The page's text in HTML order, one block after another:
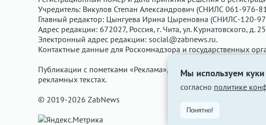
Мы используем куки
согласно политике
Понятно!
Учредитель: Викулов Степан Александрович (СНИЛС 061-976-
Главный редактор: Цынгуева Ирина Цыреновна (СНИЛС-120-
Адрес редакции: 672027, Россия, г. Чита, ул. Курнатовского,
Электронный адрес редакции: social@zabnews.ru.
Контактные данные для Роскомнадзора и государственных
Публикации с пометками «Реклама», «Выборы» оплачены
рекламных текстах.
© 2019-2026 ZabNews